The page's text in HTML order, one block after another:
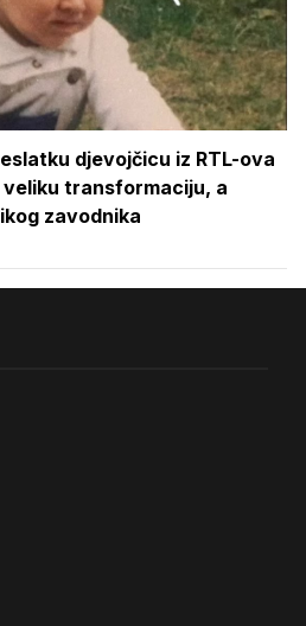
djevojčicu iz RTL-ova
transformaciju, a
zavodnika